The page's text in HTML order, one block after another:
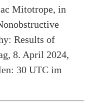
Mitotrope, in
Results of
8. April 2024,
30 UTC im